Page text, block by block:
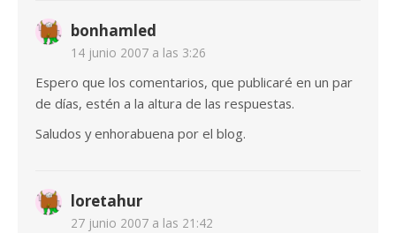
bonhamled
14 junio 2007 a las 3:26
Espero que los comentarios, que publicaré en un par
de días, estén a la altura de las respuestas.
Saludos y enhorabuena por el blog.
loretahur
27 junio 2007 a las 21:42